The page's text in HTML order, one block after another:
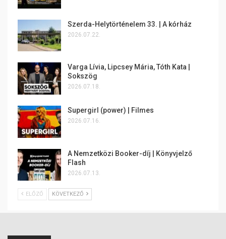
Szerda-Helytörténelem 33. | A kórház
2026.07.22.
Varga Lívia, Lipcsey Mária, Tóth Kata |
Sokszög
2026.07.18.
Supergirl (power) | Filmes
2026.07.16.
A Nemzetközi Booker-díj | Könyvjelző
Flash
2026.07.13.
ELŐZŐ KÖVETKEZŐ